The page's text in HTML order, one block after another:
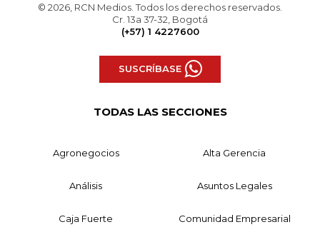
© 2026, RCN Medios. Todos los derechos reservados.
Cr. 13a 37-32, Bogotá
(+57) 1 4227600
SUSCRÍBASE
TODAS LAS SECCIONES
Agronegocios Alta Gerencia
Análisis Asuntos Legales
Caja Fuerte Comunidad Empresarial